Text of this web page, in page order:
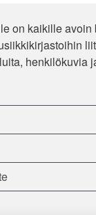
on kaikille avoin
henkilökuvia